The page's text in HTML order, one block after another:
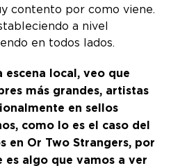
contento por como viene.
a nivel
en todos lados.
escena local, veo que
más grandes, artistas
en sellos
como lo es el caso del
en Or Two Strangers, por
es algo que vamos a ver